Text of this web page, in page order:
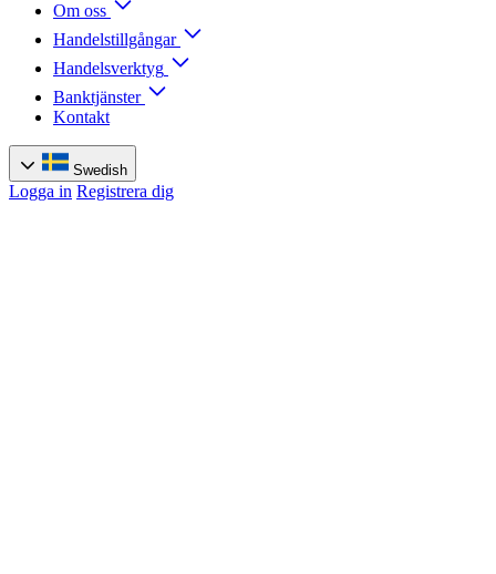
Om oss
Handelstillgångar
Handelsverktyg
Banktjänster
Kontakt
Swedish
Logga in Registrera dig